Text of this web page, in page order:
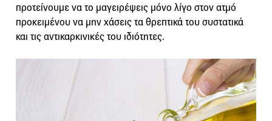
προτείνουμε να το μαγειρέψεις μόνο λίγο στον ατμό
προκειμένου να μην χάσεις τα θρεπτικά του συστατικά
και τις αντικαρκινικές του ιδιότητες.